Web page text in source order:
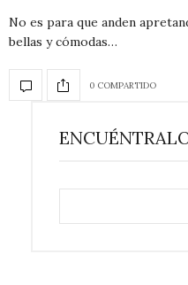
No es para que anden
bellas y cómodas…
0 COMPARTIDO